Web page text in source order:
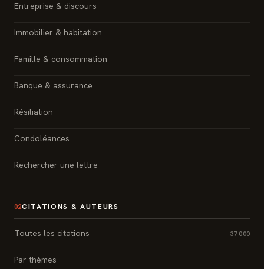
Entreprise & discours
Immobilier & habitation
Famille & consommation
Banque & assurance
Résiliation
Condoléances
Rechercher une lettre
02CITATIONS & AUTEURS
Toutes les citations 37 000
Par thèmes